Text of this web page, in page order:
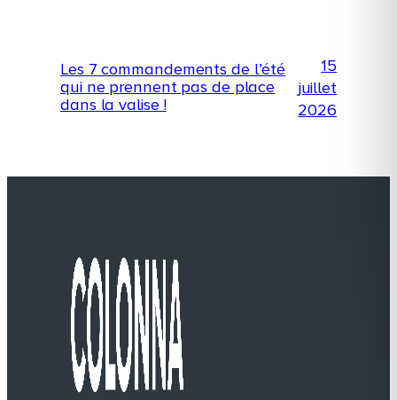
Les 7 commandements de l’été
qui ne prennent pas de place
dans la valise !
15
juillet
2026